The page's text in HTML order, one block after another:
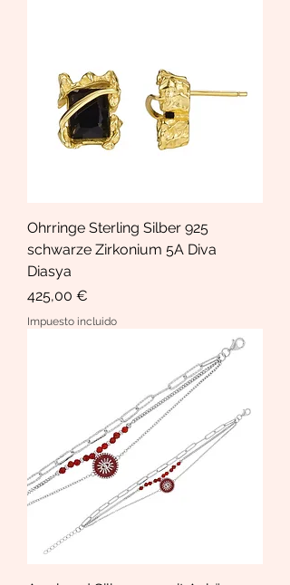
Ohrringe Sterling Silber 925
schwarze Zirkonium 5A Diva
Diasya
Precio
425,00 €
Impuesto incluido